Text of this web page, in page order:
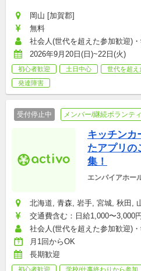
岡山 [加賀郡]
無料
社会人(世代を超えた参加歓迎)
2026年9月20日(日)~22日(火)
初心者歓迎 土日中心 世代を超え
発達障害
受付停止中 メンバー/継続ボランテ
キッチンカ
たアプリの
集！
エンパイアホー
北海道, 青森, 岩手, 宮城, 秋田,
交通費含む：日給1,000〜3,000
社会人(世代を超えた参加歓迎)
月1回からOK
長期歓迎
初心者歓迎 学校/仕事終わりから参加